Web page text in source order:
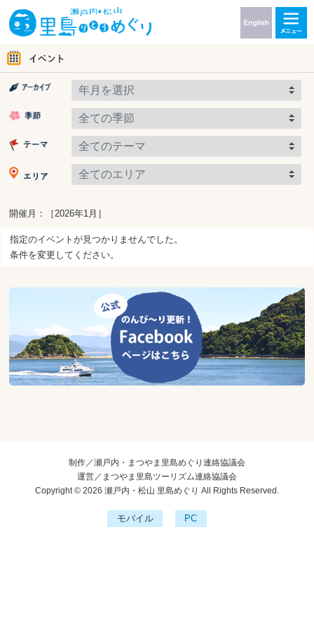
開催月：［2026年1月］
指定のイベントが見つかりませんでした。
条件を変更してください。
制作／瀬戸内・まつやま里島めぐり連絡協議会
運営／まつやま里島ツーリズム連絡協議会
Copyright © 2026 瀬戸内・松山 里島めぐり All Rights Reserved.
モバイル PC